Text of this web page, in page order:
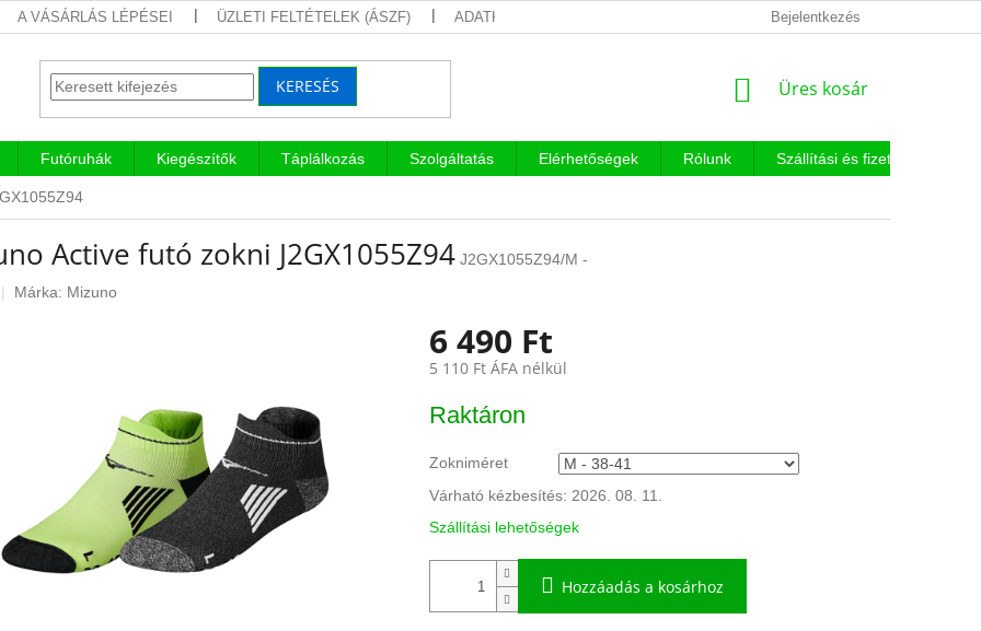
A VÁSÁRLÁS LÉPÉSEI ÜZLETI FELTÉTELEK (ÁSZF) ADATKEZELÉSI TÁJÉKOZTATÓ Bejelentkezés
KERESÉS KOSÁR
Üres kosár
Futóruhák Kiegészítők Táplálkozás Szolgáltatás Elérhetőségek Rólunk Szállítási és fizetési feltételek
Active futó zokni J2GX1055Z94 J2GX1055Z94/M -
Márka: Mizuno
6 490 Ft
5 110 Ft ÁFA nélkül
Raktáron
Zokniméret
Várható kézbesítés: 2026. 08. 11.
Szállítási lehetőségek
Hozzáadás a kosárhoz